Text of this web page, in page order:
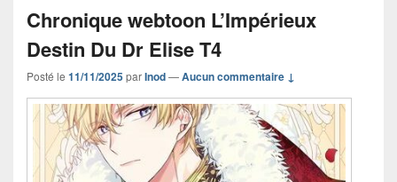
Chronique webtoon L’Impérieux
Destin Du Dr Elise T4
Posté le 11/11/2025parInod—Aucun commentaire ↓